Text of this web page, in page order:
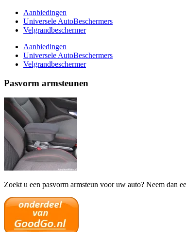
Aanbiedingen
Universele AutoBeschermers
Velgrandbeschermer
Aanbiedingen
Universele AutoBeschermers
Velgrandbeschermer
Pasvorm armsteunen
Zoekt u een pasvorm armsteun voor uw auto? Neem dan